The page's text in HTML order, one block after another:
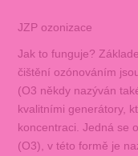
JZP ozonizace
Jak to funguje?
čištění ozónováním
(O3 někdy nazýván
kvalitními generátory,
koncentraci. Jedná se
(O3), v této formě je